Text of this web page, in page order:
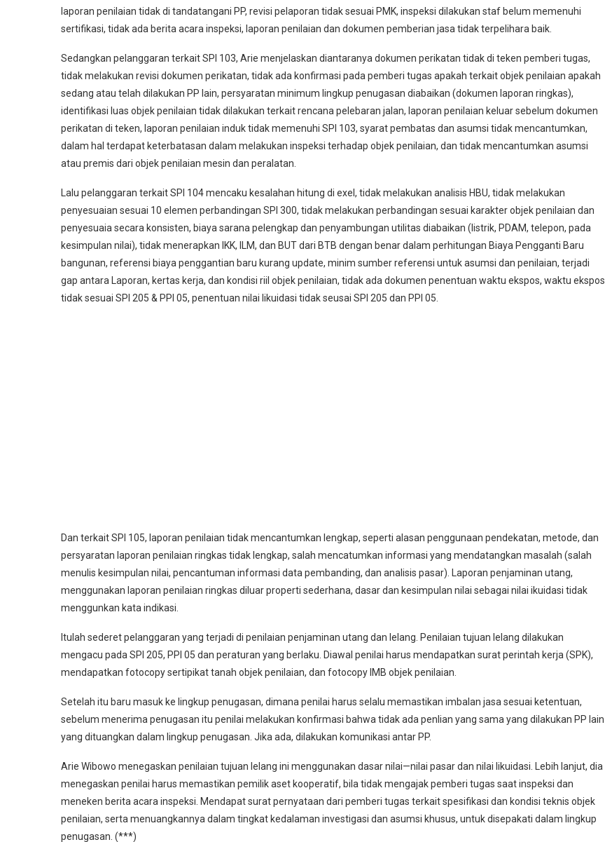
laporan penilaian tidak di tandatangani PP, revisi pelaporan tidak sesuai PMK, inspeksi dilakukan staf belum memenuhi
sertifikasi, tidak ada berita acara inspeksi, laporan penilaian dan dokumen pemberian jasa tidak terpelihara baik.
Sedangkan pelanggaran terkait SPI 103, Arie menjelaskan diantaranya dokumen perikatan tidak di teken pemberi tugas,
tidak melakukan revisi dokumen perikatan, tidak ada konfirmasi pada pemberi tugas apakah terkait objek penilaian apakah
sedang atau telah dilakukan PP lain, persyaratan minimum lingkup penugasan diabaikan (dokumen laporan ringkas),
identifikasi luas objek penilaian tidak dilakukan terkait rencana pelebaran jalan, laporan penilaian keluar sebelum dokumen
perikatan di teken, laporan penilaian induk tidak memenuhi SPI 103, syarat pembatas dan asumsi tidak mencantumkan,
dalam hal terdapat keterbatasan dalam melakukan inspeksi terhadap objek penilaian, dan tidak mencantumkan asumsi
atau premis dari objek penilaian mesin dan peralatan.
Lalu pelanggaran terkait SPI 104 mencaku kesalahan hitung di exel, tidak melakukan analisis HBU, tidak melakukan
penyesuaian sesuai 10 elemen perbandingan SPI 300, tidak melakukan perbandingan sesuai karakter objek penilaian dan
penyesuaia secara konsisten, biaya sarana pelengkap dan penyambungan utilitas diabaikan (listrik, PDAM, telepon, pada
kesimpulan nilai), tidak menerapkan IKK, ILM, dan BUT dari BTB dengan benar dalam perhitungan Biaya Pengganti Baru
bangunan, referensi biaya penggantian baru kurang update, minim sumber referensi untuk asumsi dan penilaian, terjadi
gap antara Laporan, kertas kerja, dan kondisi riil objek penilaian, tidak ada dokumen penentuan waktu ekspos, waktu ekspos
tidak sesuai SPI 205 & PPI 05, penentuan nilai likuidasi tidak seusai SPI 205 dan PPI 05.
Dan terkait SPI 105, laporan penilaian tidak mencantumkan lengkap, seperti alasan penggunaan pendekatan, metode, dan
persyaratan laporan penilaian ringkas tidak lengkap, salah mencatumkan informasi yang mendatangkan masalah (salah
menulis kesimpulan nilai, pencantuman informasi data pembanding, dan analisis pasar). Laporan penjaminan utang,
menggunakan laporan penilaian ringkas diluar properti sederhana, dasar dan kesimpulan nilai sebagai nilai ikuidasi tidak
menggunkan kata indikasi.
Itulah sederet pelanggaran yang terjadi di penilaian penjaminan utang dan lelang. Penilaian tujuan lelang dilakukan
mengacu pada SPI 205, PPI 05 dan peraturan yang berlaku. Diawal penilai harus mendapatkan surat perintah kerja (SPK),
mendapatkan fotocopy sertipikat tanah objek penilaian, dan fotocopy IMB objek penilaian.
Setelah itu baru masuk ke lingkup penugasan, dimana penilai harus selalu memastikan imbalan jasa sesuai ketentuan,
sebelum menerima penugasan itu penilai melakukan konfirmasi bahwa tidak ada penlian yang sama yang dilakukan PP lain
yang dituangkan dalam lingkup penugasan. Jika ada, dilakukan komunikasi antar PP.
Arie Wibowo menegaskan penilaian tujuan lelang ini menggunakan dasar nilai—nilai pasar dan nilai likuidasi. Lebih lanjut, dia
menegaskan penilai harus memastikan pemilik aset kooperatif, bila tidak mengajak pemberi tugas saat inspeksi dan
meneken berita acara inspeksi. Mendapat surat pernyataan dari pemberi tugas terkait spesifikasi dan kondisi teknis objek
penilaian, serta menuangkannya dalam tingkat kedalaman investigasi dan asumsi khusus, untuk disepakati dalam lingkup
penugasan. (***)